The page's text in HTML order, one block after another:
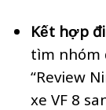
Kết hợp
tìm nhóm
“Review
xe VF 8